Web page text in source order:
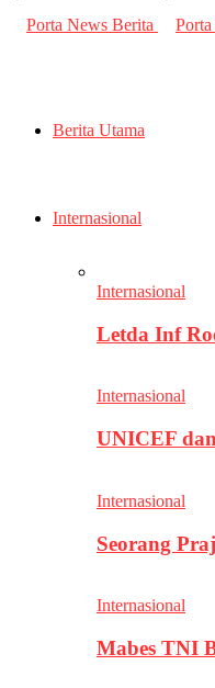
Berita Utama
Internasional
Internasional
Letda Inf
Internasional
UNICEF
Internasional
Seorang
Internasional
Mabes TNI